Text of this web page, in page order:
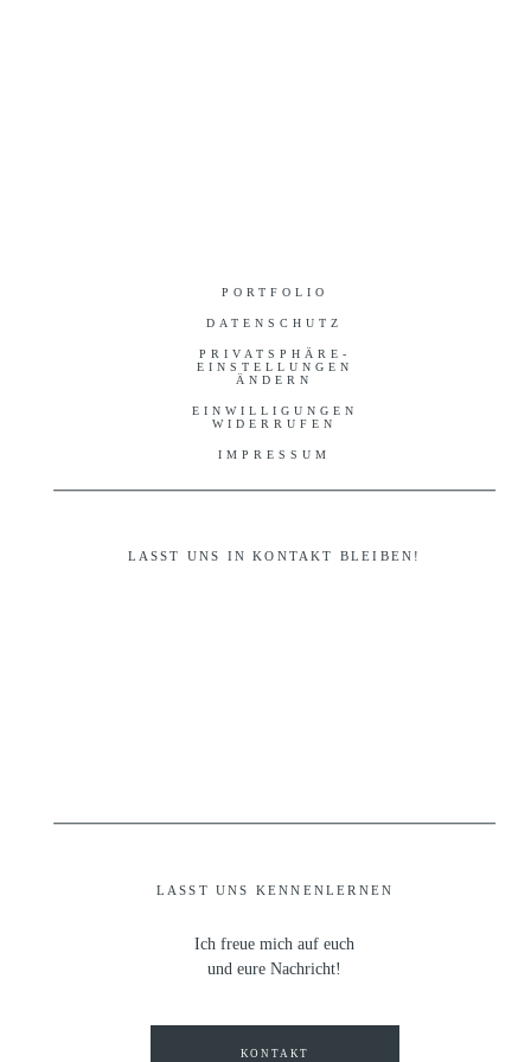
PORTFOLIO
DATENSCHUTZ
PRIVATSPHÄRE-
EINSTELLUNGEN
ÄNDERN
EINWILLIGUNGEN
WIDERRUFEN
IMPRESSUM
LASST UNS KENNENLERNEN
LASST UNS IN KONTAKT BLEIBEN!
Ich freue mich auf euch
und eure Nachricht!
KONTAKT